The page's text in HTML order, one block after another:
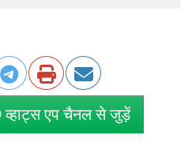
व्हाट्स एप चैनल से जुड़ें